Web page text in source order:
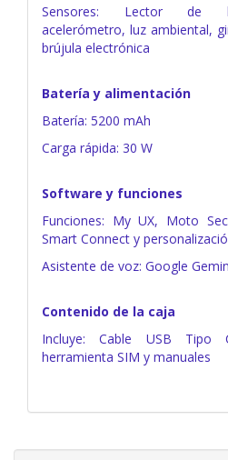
Sensores: Lector de
acelerómetro, luz ambiental,
brújula electrónica
Batería y alimentación
Batería: 5200 mAh
Carga rápida: 30 W
Software y funciones
Funciones: My UX, Moto
Smart Connect y
Asistente de voz: Google
Contenido de la caja
Incluye: Cable USB Tipo
herramienta SIM y manuales